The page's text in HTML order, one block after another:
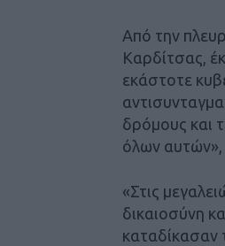
Από την
Καρδίτσας,
εκάστοτε
δρόμους και
όλων αυτών»,
«Στις
δικαιοσύνη
καταδίκασαν